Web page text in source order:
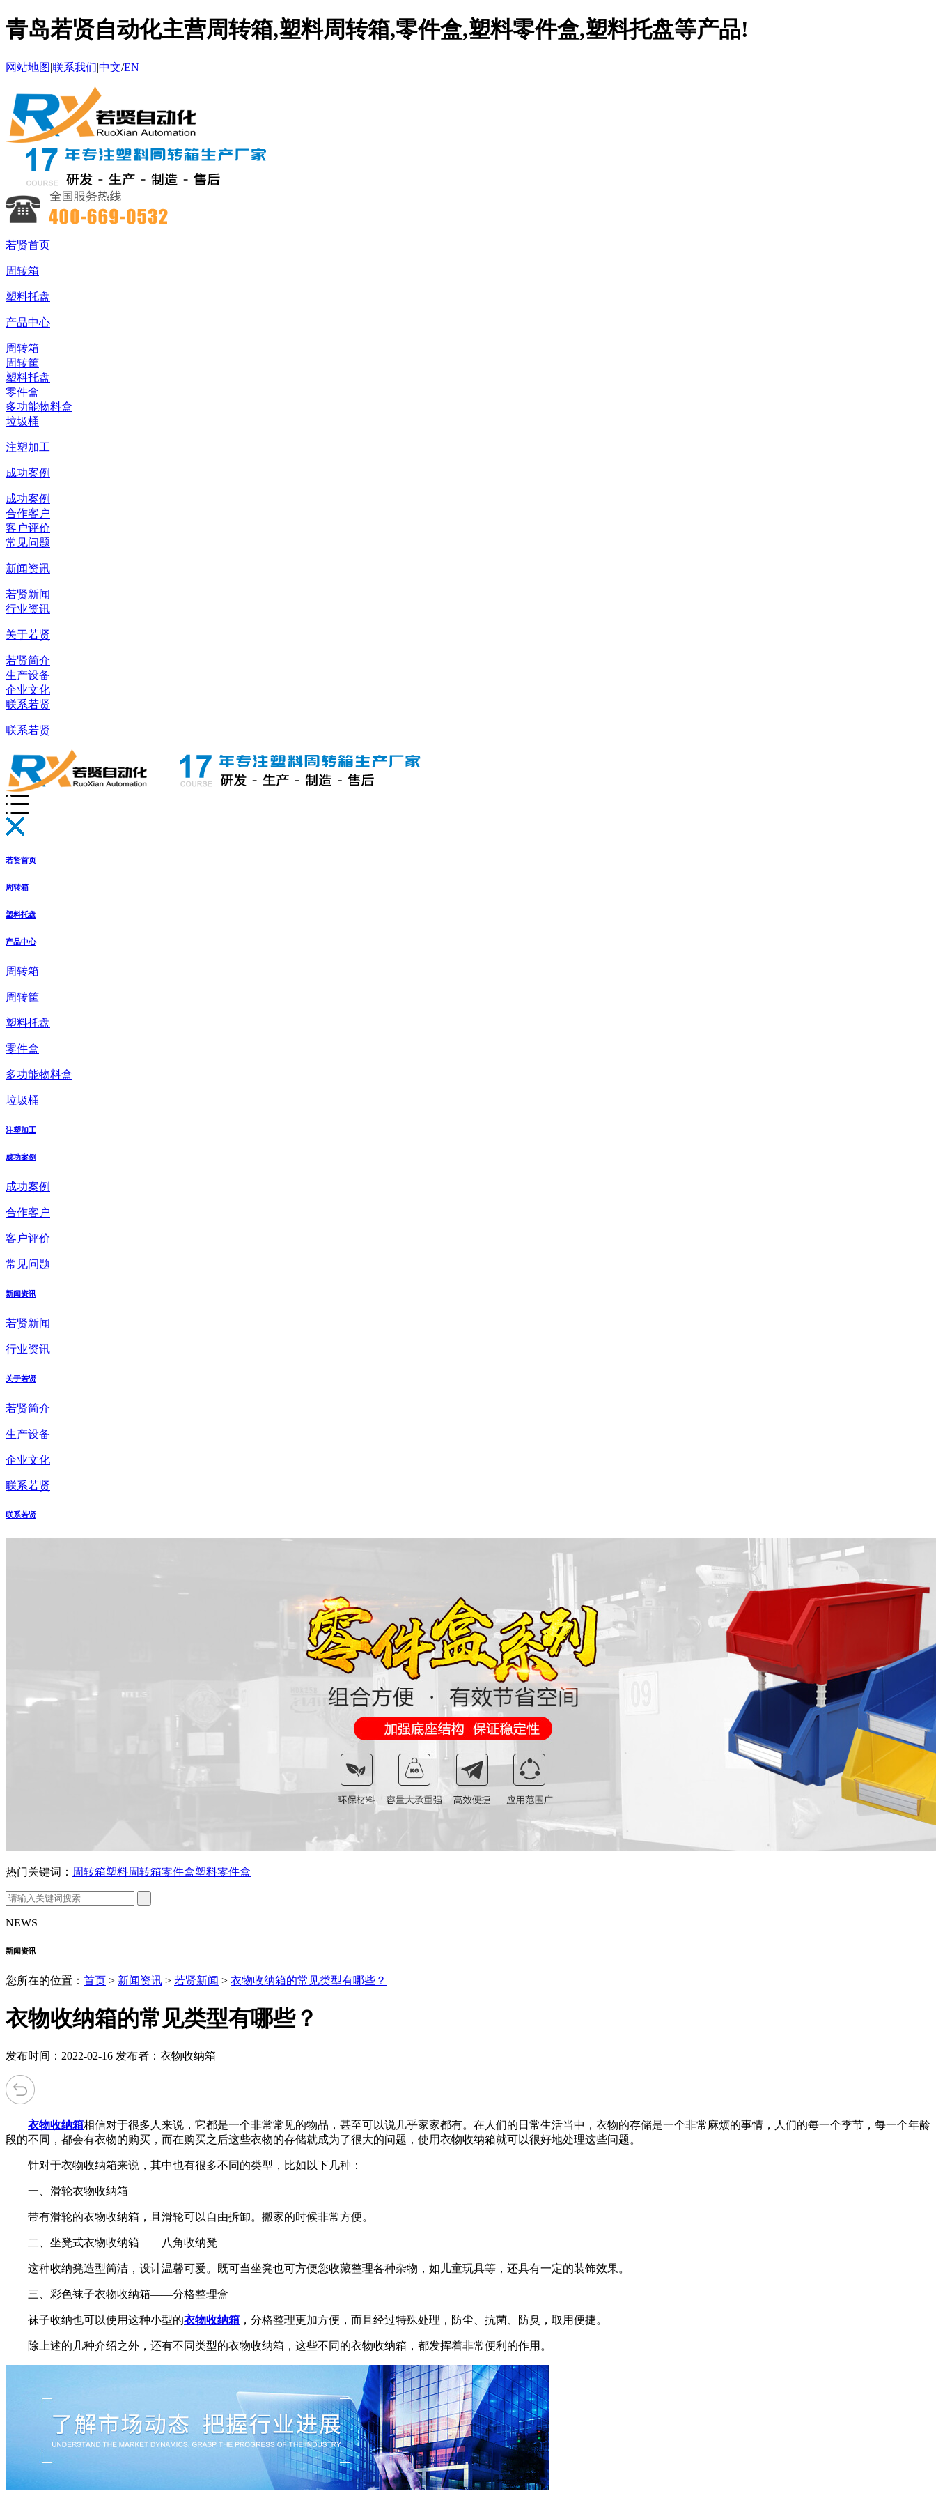
青岛若贤自动化主营周转箱,塑料周转箱,零件盒,塑料零件盒,塑料托盘等产品!
网站地图|联系我们|中文/EN
若贤首页
周转箱
塑料托盘
产品中心
周转箱
周转筐
塑料托盘
零件盒
多功能物料盒
垃圾桶
注塑加工
成功案例
成功案例
合作客户
客户评价
常见问题
新闻资讯
若贤新闻
行业资讯
关于若贤
若贤简介
生产设备
企业文化
联系若贤
联系若贤
若贤首页
周转箱
塑料托盘
产品中心
周转箱
周转筐
塑料托盘
零件盒
多功能物料盒
垃圾桶
注塑加工
成功案例
成功案例
合作客户
客户评价
常见问题
新闻资讯
若贤新闻
行业资讯
关于若贤
若贤简介
生产设备
企业文化
联系若贤
联系若贤
热门关键词： 周转箱塑料周转箱零件盒塑料零件盒
NEWS
新闻资讯
您所在的位置： 首页 > 新闻资讯 > 若贤新闻 > 衣物收纳箱的常见类型有哪些？
衣物收纳箱的常见类型有哪些？
发布时间：2022-02-16 发布者：衣物收纳箱
衣物收纳箱相信对于很多人来说，它都是一个非常常见的物品，甚至可以说几乎家家都有。在人们的日常生活当中，衣物的存储是一个非常麻烦的事情，人们的每一个季节，每一个年龄
段的不同，都会有衣物的购买，而在购买之后这些衣物的存储就成为了很大的问题，使用衣物收纳箱就可以很好地处理这些问题。
针对于衣物收纳箱来说，其中也有很多不同的类型，比如以下几种：
一、滑轮衣物收纳箱
带有滑轮的衣物收纳箱，且滑轮可以自由拆卸。搬家的时候非常方便。
二、坐凳式衣物收纳箱——八角收纳凳
这种收纳凳造型简洁，设计温馨可爱。既可当坐凳也可方便您收藏整理各种杂物，如儿童玩具等，还具有一定的装饰效果。
三、彩色袜子衣物收纳箱——分格整理盒
袜子收纳也可以使用这种小型的衣物收纳箱 ，分格整理更加方便，而且经过特殊处理，防尘、抗菌、防臭，取用便捷。
除上述的几种介绍之外，还有不同类型的衣物收纳箱，这些不同的衣物收纳箱，都发挥着非常便利的作用。